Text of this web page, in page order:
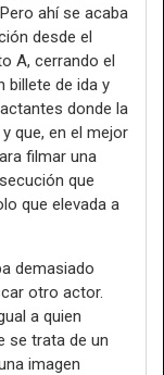
ahí se acaba
desde el
A, cerrando el
billete de ida y
donde la
que, en el mejor
filmar una
que
que elevada a
demasiado
otro actor.
a quien
se trata de un
imagen